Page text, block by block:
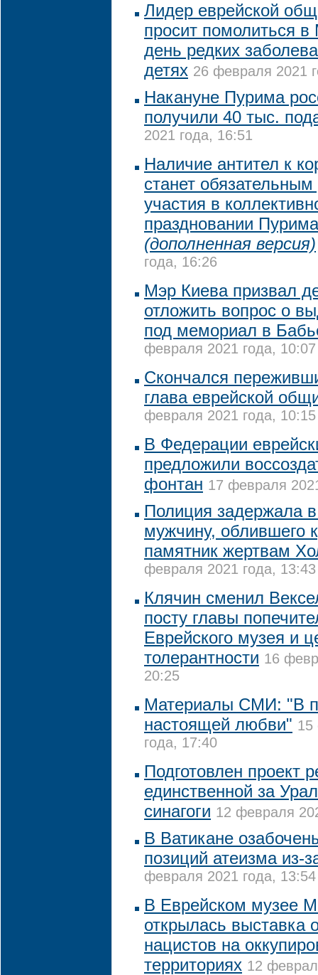
Лидер еврейской
просит помолиться
день редких
детях 26 февраля 2021
Накануне Пурима
получили 40 тыс.
2021 года, 16:51
Наличие антител к
станет
участия в
праздновании
(дополненная версия)
года, 16:26
Мэр Киева призвал
отложить вопрос о
под мемориал в
февраля 2021 года, 10:07
Скончался
глава еврейской
февраля 2021 года, 10:15
В Федерации
предложили
фонтан 17 февраля
Полиция задержала
мужчину, облившего
памятник жертвам
февраля 2021 года, 13:43
Клячин сменил
посту главы
Еврейского музея и
толерантности 16
20:25
Материалы СМИ: "В
настоящей любви" 15
года, 17:40
Подготовлен проект
единственной за
синагоги 12 февраля
В Ватикане
позиций атеизма из-
февраля 2021 года, 13:54
В Еврейском музее
открылась выставка
нацистов на
территориях 12